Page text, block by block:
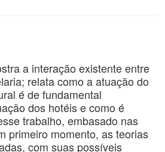
a interação existente entre
relata como a atuação do
é de fundamental
dos hotéis e como é
trabalho, embasado nas
primeiro momento, as teorias
com suas possíveis